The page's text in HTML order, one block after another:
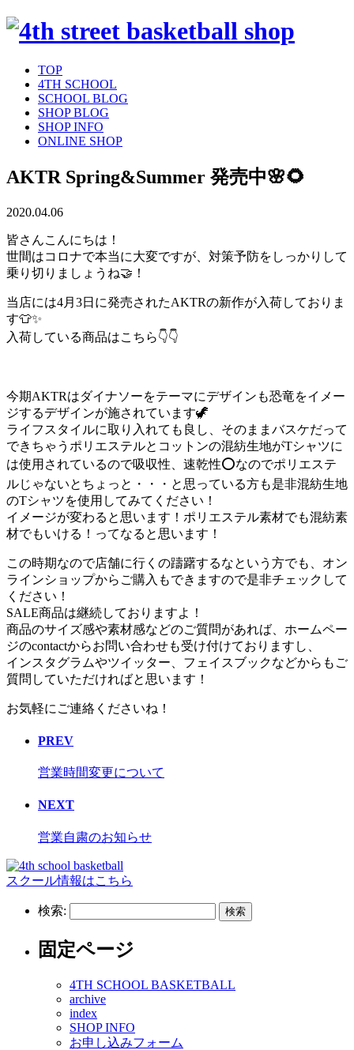
TOP
4TH SCHOOL
SCHOOL BLOG
SHOP BLOG
SHOP INFO
ONLINE SHOP
AKTR Spring&Summer 発売中🌸🌻
2020.04.06
皆さんこんにちは！
世間はコロナで本当に大変ですが、対策予防をしっかりして
乗り切りましょうね🤝！
当店には4月3日に発売されたAKTRの新作が入荷しておりま
す👕✨
入荷している商品はこちら👇👇
今期AKTRはダイナソーをテーマにデザインも恐竜をイメー
ジするデザインが施されています🦖
ライフスタイルに取り入れても良し、そのままバスケだって
できちゃうポリエステルとコットンの混紡生地がTシャツに
は使用されているので吸収性、速乾性⭕️なのでポリエステ
ルじゃないとちょっと・・・と思っている方も是非混紡生地
のTシャツを使用してみてください！
イメージが変わると思います！ポリエステル素材でも混紡素
材でもいける！ってなると思います！
この時期なので店舗に行くの躊躇するなという方でも、オン
ラインショップからご購入もできますので是非チェックして
ください！
SALE商品は継続しておりますよ！
商品のサイズ感や素材感などのご質問があれば、ホームペー
ジのcontactからお問い合わせも受け付けておりますし、
インスタグラムやツイッター、フェイスブックなどからもご
質問していただければと思います！
お気軽にご連絡くださいね！
PREV
営業時間変更について
NEXT
営業自粛のお知らせ
スクール情報はこちら
検索:
固定ページ
4TH SCHOOL BASKETBALL
archive
index
SHOP INFO
お申し込みフォーム